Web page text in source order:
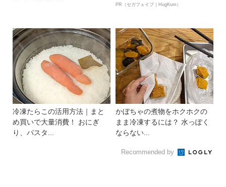
PR（セガフェイブ｜HugKum）
冷凍たらこの活用方法｜まと
め買いで大量消費！ おにぎ
り、パスタ...
かぼちゃの煮物をホクホクの
まま冷凍するには？ 水っぽく
ならない...
Recommended by